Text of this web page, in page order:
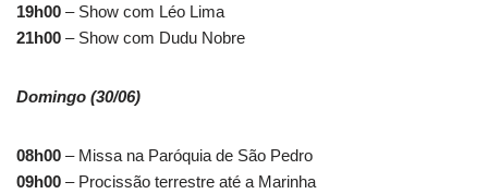
19h00 – Show com Léo Lima
21h00 – Show com Dudu Nobre
Domingo (30/06)
08h00 – Missa na Paróquia de São Pedro
09h00 – Procissão terrestre até a Marinha